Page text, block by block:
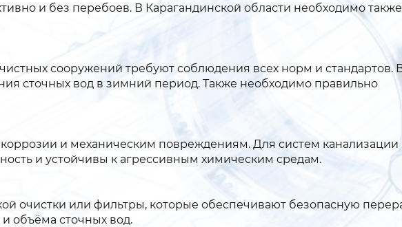
и без перебоев. В Карагандинской области необходимо также
сооружений требуют соблюдения всех норм и стандартов.
сточных вод в зимний период. Также необходимо правильно
и механическим повреждениям. Для систем канализации
и устойчивы к агрессивным химическим средам.
очистки или фильтры, которые обеспечивают безопасную
объёма сточных вод.